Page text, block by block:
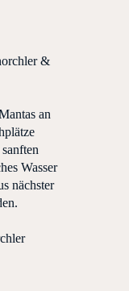
&
an
Wasser
nächster